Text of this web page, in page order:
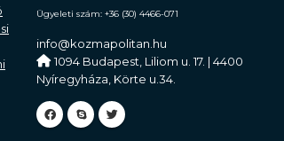
Ügyeleti szám: +36 (30) 4466-071
info@kozmapolitan.hu
1094 Budapest, Liliom u. 17. | 4400
Nyíregyháza, Körte u.34.